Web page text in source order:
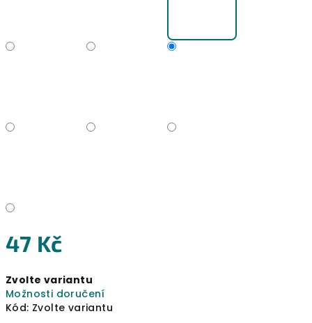
47 Kč
cena:
Zvolte variantu
Možnosti doručení
Kód: Zvolte variantu